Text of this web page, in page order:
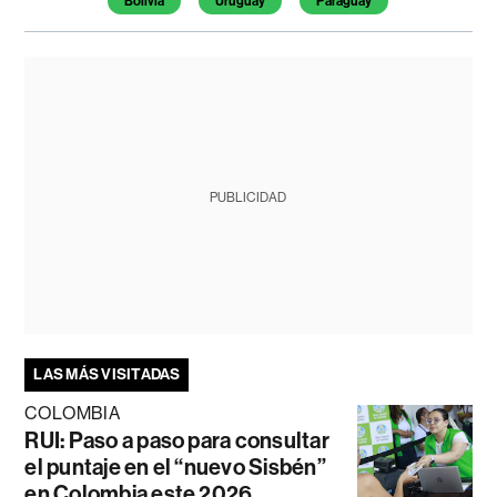
PUBLICIDAD
LAS MÁS VISITADAS
COLOMBIA
RUI: Paso a paso para consultar
el puntaje en el “nuevo Sisbén”